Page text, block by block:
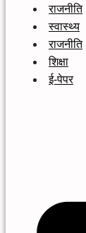
राजनीति
स्वास्थ्य
राजनीति
शिक्षा
ई-पेपर